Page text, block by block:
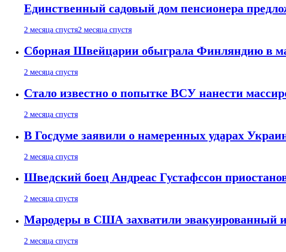
Единственный садовый дом пенсионера
2 месяца спустя2 месяца спустя
Сборная Швейцарии обыграла Финляндию в
2 месяца спустя
Стало известно о попытке ВСУ нанести
2 месяца спустя
В Госдуме заявили о намеренных ударах
2 месяца спустя
Шведский боец Андреас Густафссон
2 месяца спустя
Мародеры в США захватили эвакуированный
2 месяца спустя